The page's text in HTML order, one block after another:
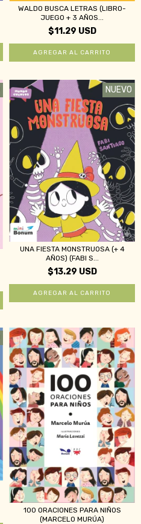
WALDO BUSCA LETRAS (LIBRO-
JUEGO + 3 AÑOS...
$11.29 USD
NUEVO
UNA FIESTA MONSTRUOSA (+ 4
AÑOS) (FABI S...
$13.29 USD
100 ORACIONES PARA NIÑOS
(MARCELO MURÚA)